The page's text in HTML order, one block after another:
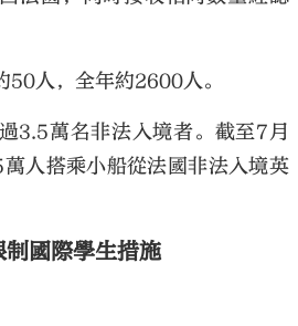
50人，全年約2600人。
3.5萬名非法入境者。截至7月
人搭乘小船從法國非法入境英
制國際學生措施